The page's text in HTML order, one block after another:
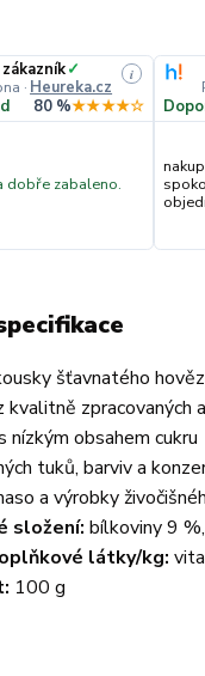
✓
· Heureka.cz
i
80 %★★★★☆
dobře zabaleno.
šťavnatého
kvalitně zpracovaných
nízkým obsahem cukru
tuků, barviv a
a výrobky
složení: bílkoviny 9
látky/kg:
: 100 g